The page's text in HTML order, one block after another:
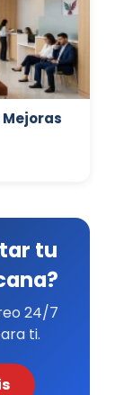
Mejoras
tu
24/7
ti.